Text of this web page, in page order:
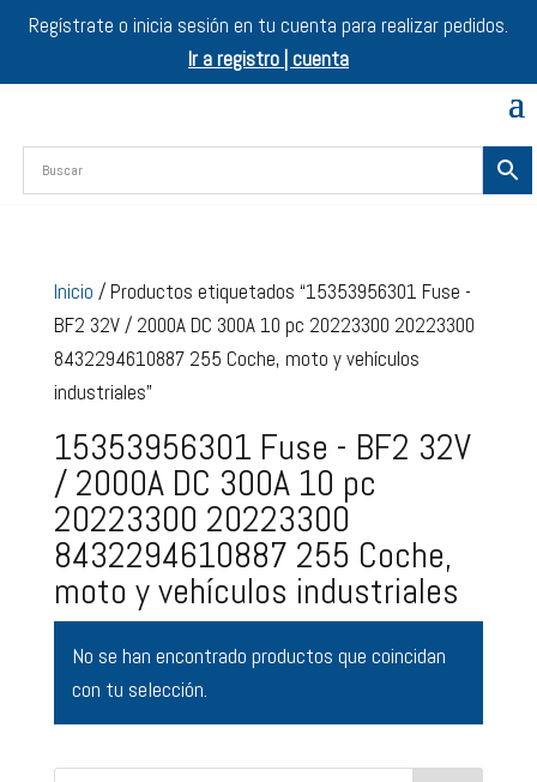
Regístrate o inicia sesión en tu cuenta para realizar pedidos.
Ir a registro | cuenta
Inicio / Productos etiquetados “15353956301 Fuse -
BF2 32V / 2000A DC 300A 10 pc 20223300 20223300
8432294610887 255 Coche, moto y vehículos
industriales”
15353956301 Fuse - BF2 32V
/ 2000A DC 300A 10 pc
20223300 20223300
8432294610887 255 Coche,
moto y vehículos industriales
No se han encontrado productos que coincidan
con tu selección.